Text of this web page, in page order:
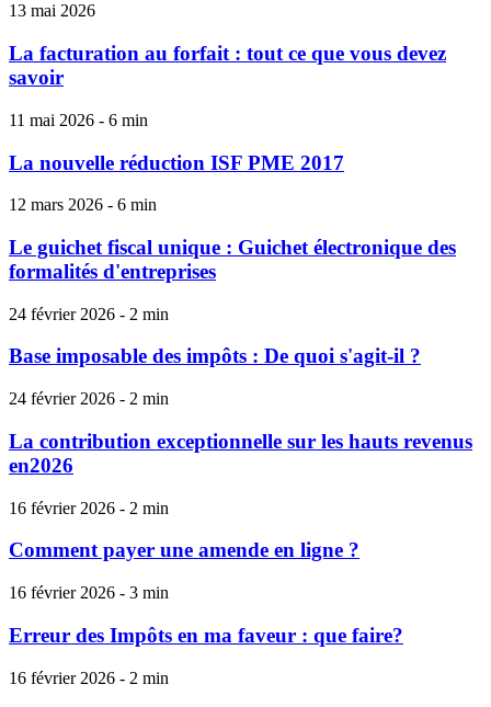
13 mai 2026
La facturation au forfait : tout ce que vous devez
savoir
11 mai 2026 - 6 min
La nouvelle réduction ISF PME 2017
12 mars 2026 - 6 min
Le guichet fiscal unique : Guichet électronique des
formalités d'entreprises
24 février 2026 - 2 min
Base imposable des impôts : De quoi s'agit-il ?
24 février 2026 - 2 min
La contribution exceptionnelle sur les hauts revenus
en2026
16 février 2026 - 2 min
Comment payer une amende en ligne ?
16 février 2026 - 3 min
Erreur des Impôts en ma faveur : que faire?
16 février 2026 - 2 min